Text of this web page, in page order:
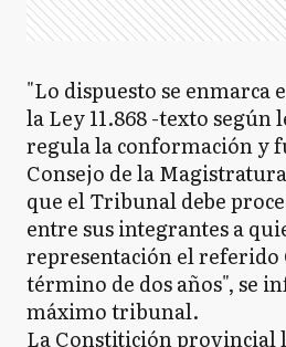
"Lo dispuesto se enmarca
la Ley 11.868 -texto según
regula la conformación y
Consejo de la
que el Tribunal debe
entre sus integrantes a
representación el referido
término de dos años", se
máximo tribunal.
La Constitición provincial